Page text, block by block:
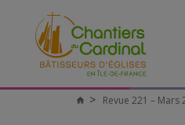
Chantiers
Revue 221 – Mars